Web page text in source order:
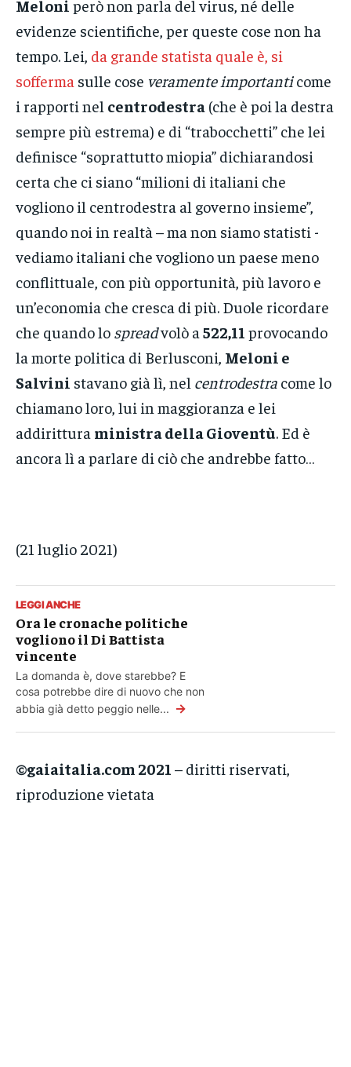
Meloni però non parla del virus, né delle
evidenze scientifiche, per queste cose non ha
tempo. Lei, da grande statista quale è, si
sofferma sulle cose veramente importanticome
i rapporti nel centrodestra (che è poi la destra
sempre più estrema) e di “trabocchetti” che lei
definisce “soprattutto miopia” dichiarandosi
certa che ci siano “milioni di italiani che
vogliono il centrodestra al governo insieme”,
quando noi in realtà – ma non siamo statisti -
vediamo italiani che vogliono un paese meno
conflittuale, con più opportunità, più lavoro e
un’economia che cresca di più. Duole ricordare
che quando lo spreadvolò a 522,11 provocando
la morte politica di Berlusconi, Meloni e
Salvini stavano già lì, nel centrodestra come lo
chiamano loro, lui in maggioranza e lei
addirittura ministra della Gioventù. Ed è
ancora lì a parlare di ciò che andrebbe fatto…
(21 luglio 2021)
LEGGI ANCHE
Ora le cronache politiche
vogliono il Di Battista
vincente
La domanda è, dove starebbe? E
cosa potrebbe dire di nuovo che non
abbia già detto peggio nelle... →
©gaiaitalia.com 2021 – diritti riservati,
riproduzione vietata